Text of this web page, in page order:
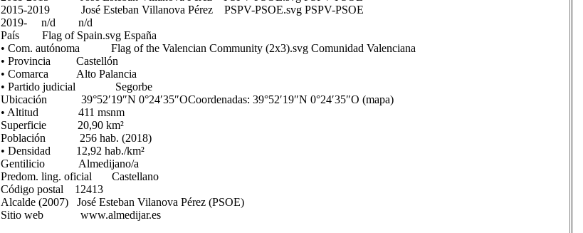
2015-2019 José Esteban Villanova Pérez PSPV-PSOE.svg PSPV-PSOE
2019- n/d n/d
País Flag of Spain.svg España
• Com. autónoma Flag of the Valencian Community (2x3).svg Comunidad Valenciana
• Provincia Castellón
• Comarca Alto Palancia
• Partido judicial Segorbe
Ubicación 39°52′19″N 0°24′35″OCoordenadas: 39°52′19″N 0°24′35″O (mapa)
• Altitud 411 msnm
Superficie 20,90 km²
Población 256 hab. (2018)
• Densidad 12,92 hab./km²
Gentilicio Almedijano/a
Predom. ling. oficial Castellano
Código postal 12413
Alcalde (2007) José Esteban Vilanova Pérez (PSOE)
Sitio web www.almedijar.es